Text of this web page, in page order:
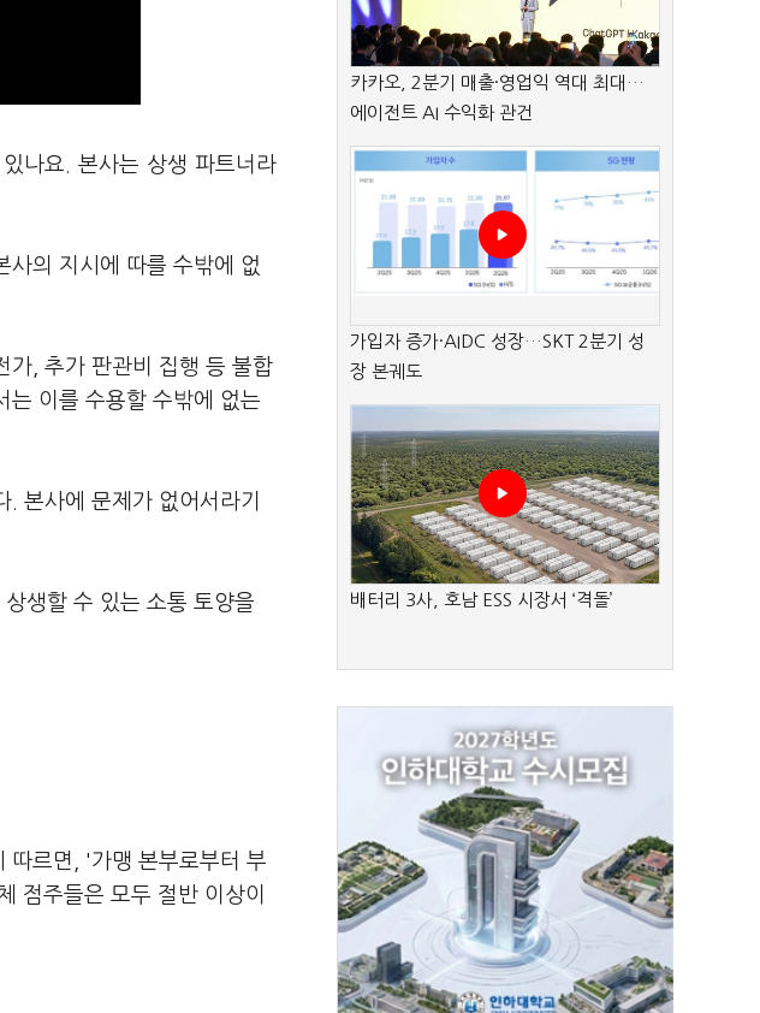
나요. 본사는 상생 파트너라
사의 지시에 따를 수밖에 없
가, 추가 판관비 집행 등 불합
는 이를 수용할 수밖에 없는
본사에 문제가 없어서라기
생할 수 있는 소통 토양을
따르면, '가맹 본부로부터 부
점주들은 모두 절반 이상이
카카오, 2분기 매출·영업익 역대 최대…
에이전트 AI 수익화 관건
가입자 증가·AIDC 성장…SKT 2분기 성
장 본궤도
배터리 3사, 호남 ESS 시장서 ‘격돌’